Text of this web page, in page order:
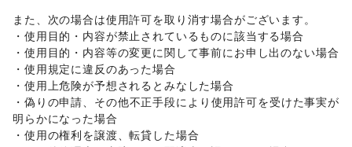
ジム・フィットネス/ダイエット・健康グッズ/
美容・コスメ・香水/ヘアケア・シャンプー/美容家電/
ヘアサロン・ネイルサロン/マッサージ・整体/
エステ・美容サービス/健康食品・サプリメント
女性用品・フェムテック/コンタクトレンズ
/その他美容・健康
エンタメ・ガジェット
PC・スマートフォン/スマホアクセサリー
また、次の場合は使用許可を取り消す場合がございます。
・使用目的・内容が禁止されているものに該当する場合
・使用目的・内容等の変更に関して事前にお申し出のない場合
・使用規定に違反のあった場合
・使用上危険が予想されるとみなした場合
・偽りの申請、その他不正手段により使用許可を受けた事実が
明らかになった場合
・使用の権利を譲渡、転貸した場合